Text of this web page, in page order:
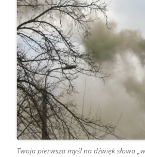
Twoja pierwsza myśl na dźwięk słowa